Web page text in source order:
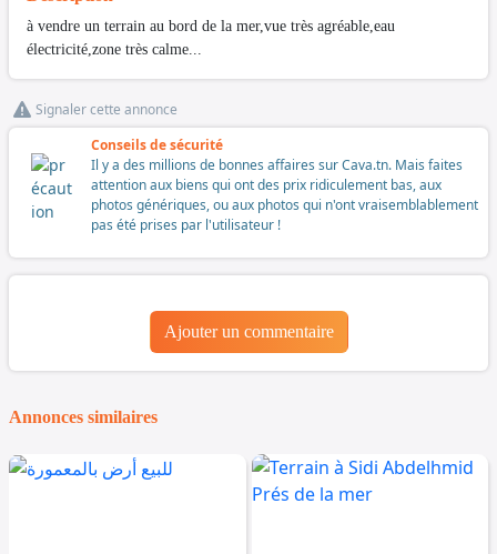
à vendre un terrain au bord de la mer,vue très agréable,eau
électricité,zone très calme...
Signaler cette annonce
Conseils de sécurité
Il y a des millions de bonnes affaires sur Cava.tn. Mais faites
attention aux biens qui ont des prix ridiculement bas, aux
photos génériques, ou aux photos qui n'ont vraisemblablement
pas été prises par l'utilisateur !
Ajouter un commentaire
Annonces similaires